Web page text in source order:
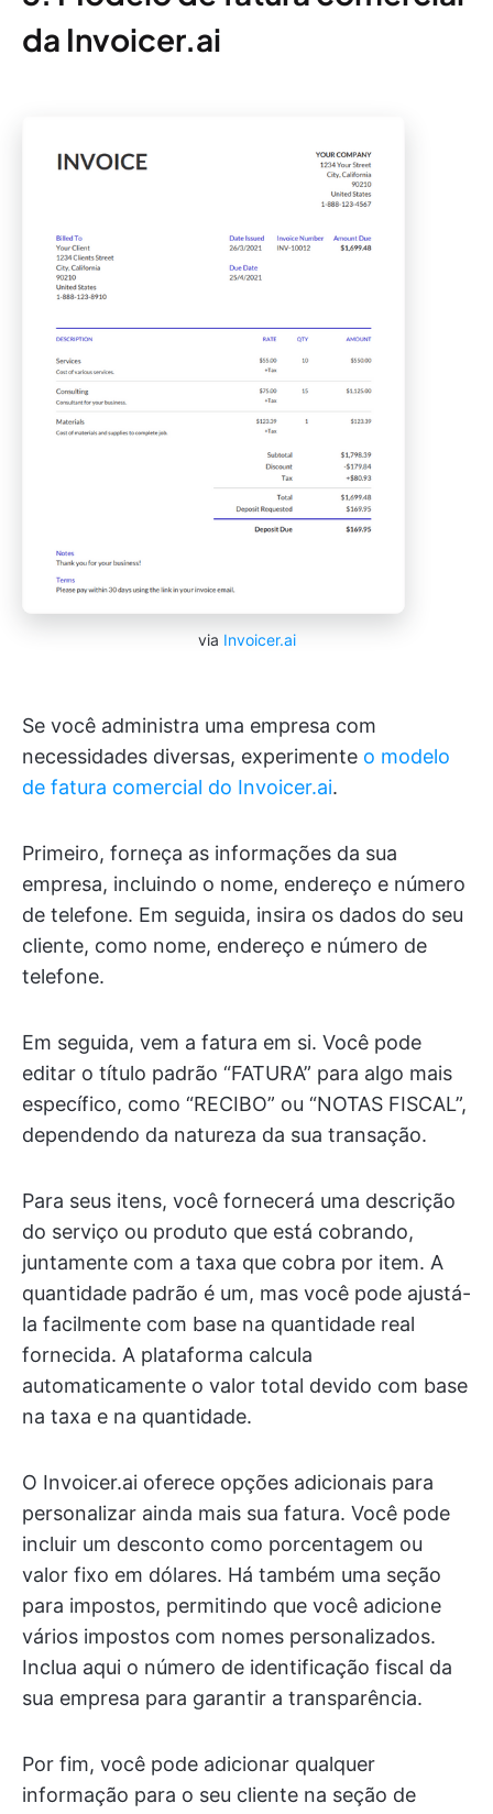
da Invoicer.ai
via Invoicer.ai
Se você administra uma empresa com
necessidades diversas, experimente o modelo
de fatura comercial do Invoicer.ai.
Primeiro, forneça as informações da sua
empresa, incluindo o nome, endereço e número
de telefone. Em seguida, insira os dados do seu
cliente, como nome, endereço e número de
telefone.
Em seguida, vem a fatura em si. Você pode
editar o título padrão “FATURA” para algo mais
específico, como “RECIBO” ou “NOTAS FISCAL”,
dependendo da natureza da sua transação.
Para seus itens, você fornecerá uma descrição
do serviço ou produto que está cobrando,
juntamente com a taxa que cobra por item. A
quantidade padrão é um, mas você pode ajustá-
la facilmente com base na quantidade real
fornecida. A plataforma calcula
automaticamente o valor total devido com base
na taxa e na quantidade.
O Invoicer.ai oferece opções adicionais para
personalizar ainda mais sua fatura. Você pode
incluir um desconto como porcentagem ou
valor fixo em dólares. Há também uma seção
para impostos, permitindo que você adicione
vários impostos com nomes personalizados.
Inclua aqui o número de identificação fiscal da
sua empresa para garantir a transparência.
Por fim, você pode adicionar qualquer
informação para o seu cliente na seção de